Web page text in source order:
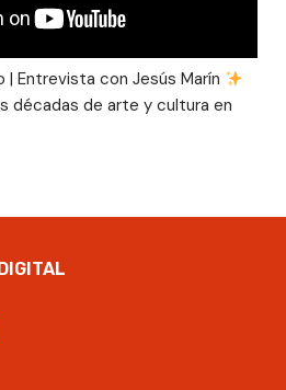
Entrevista con Jesús Marín
décadas de arte y cultura en